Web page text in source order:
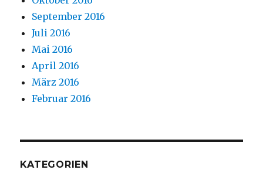
September 2016
Juli 2016
Mai 2016
April 2016
März 2016
Februar 2016
KATEGORIEN